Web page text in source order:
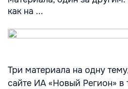
как на ...
Три материала на одну
сайте ИА «Новый Регион» в